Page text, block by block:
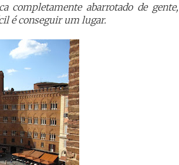
completamente abarrotado de gente,
é conseguir um lugar.